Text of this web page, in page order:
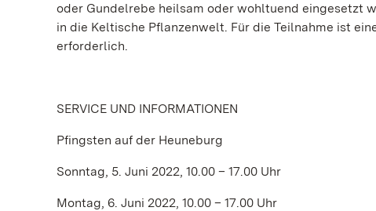
oder Gundelrebe heilsam oder wohltuend eingesetzt
in die Keltische Pflanzenwelt. Für die Teilnahme ist
erforderlich.
SERVICE UND INFORMATIONEN
Pfingsten auf der Heuneburg
Sonntag, 5. Juni 2022, 10.00 – 17.00 Uhr
Montag, 6. Juni 2022, 10.00 – 17.00 Uhr